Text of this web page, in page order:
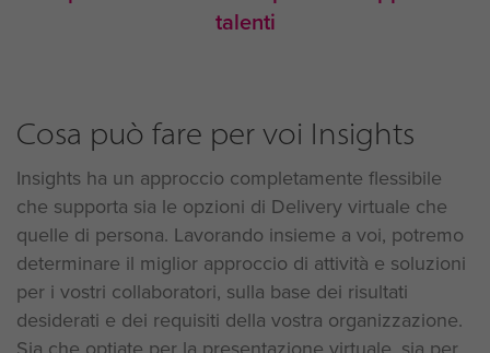
talenti
Cosa può fare per voi Insights
Insights ha un approccio completamente flessibile
che supporta sia le opzioni di Delivery virtuale che
quelle di persona. Lavorando insieme a voi, potremo
determinare il miglior approccio di attività e soluzioni
per i vostri collaboratori, sulla base dei risultati
desiderati e dei requisiti della vostra organizzazione.